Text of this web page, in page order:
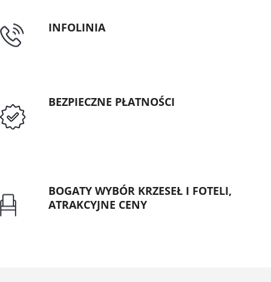
INFOLINIA
BEZPIECZNE PŁATNOŚCI
BOGATY WYBÓR KRZESEŁ I FOTELI,
ATRAKCYJNE CENY